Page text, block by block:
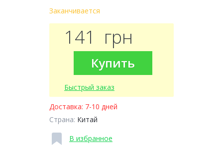
Заканчивается
141 грн
Купить
Быстрый заказ
Доставка: 7-10 дней
Страна: Китай
В избранное